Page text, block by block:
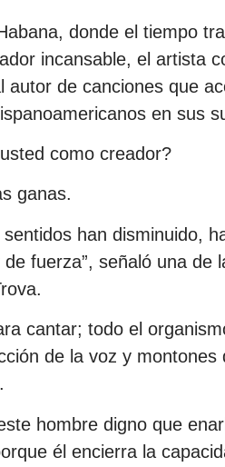
donde el tiempo
incansable, el artista
autor de canciones que
en sus
como creador?
ganas.
han disminuido,
fuerza”, señaló una de
cantar; todo el
de la voz y montones
hombre digno que
él encierra la